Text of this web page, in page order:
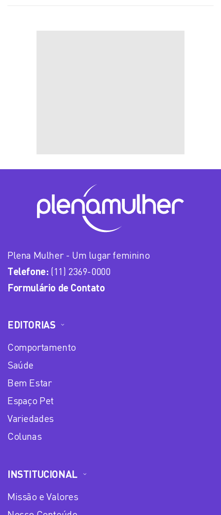
Plena Mulher - Um lugar feminino
Telefone: (11) 2369-0000
Formulário de Contato
EDITORIAS
Comportamento
Saúde
Bem Estar
Espaço Pet
Variedades
Colunas
INSTITUCIONAL
Missão e Valores